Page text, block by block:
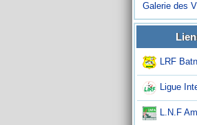
Galerie des
LRF
Ligue
L.N.F